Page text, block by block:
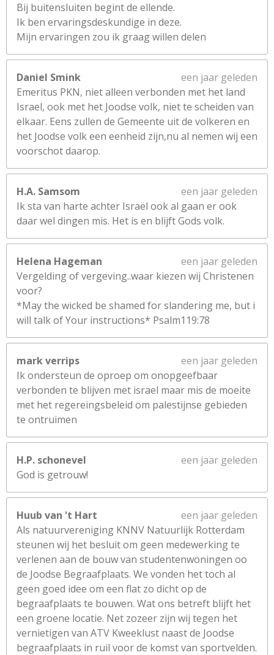
Bij buitensluiten begint de ellende.
Ik ben ervaringsdeskundige in deze.
Mijn ervaringen zou ik graag willen delen
Daniel Smink
een jaar geleden
Emeritus PKN, niet alleen verbonden met het land
Israel, ook met het Joodse volk, niet te scheiden van
elkaar. Eens zullen de Gemeente uit de volkeren en
het Joodse volk een eenheid zijn,nu al nemen wij een
voorschot daarop.
H.A. Samsom
een jaar geleden
Ik sta van harte achter Israël ook al gaan er ook
daar wel dingen mis. Het is en blijft Gods volk.
Helena Hageman
een jaar geleden
Vergelding of vergeving..waar kiezen wij Christenen
voor?
*May the wicked be shamed for slandering me, but i
will talk of Your instructions* Psalm119:78
mark verrips
een jaar geleden
Ik ondersteun de oproep om onopgeefbaar
verbonden te blijven met israel maar mis de moeite
met het regereingsbeleid om palestijnse gebieden
te ontruimen
H.P. schonevel
een jaar geleden
God is getrouw!
Huub van 't Hart
een jaar geleden
Als natuurvereniging KNNV Natuurlijk Rotterdam
steunen wij het besluit om geen medewerking te
verlenen aan de bouw van studentenwoningen oo
de Joodse Begraafplaats. We vonden het toch al
geen goed idee om een flat zo dicht op de
begraafplaats te bouwen. Wat ons betreft blijft het
een groene locatie. Net zozeer zijn wij tegen het
vernietigen van ATV Kweeklust naast de Joodse
begraafplaats in ruil voor de komst van sportvelden.